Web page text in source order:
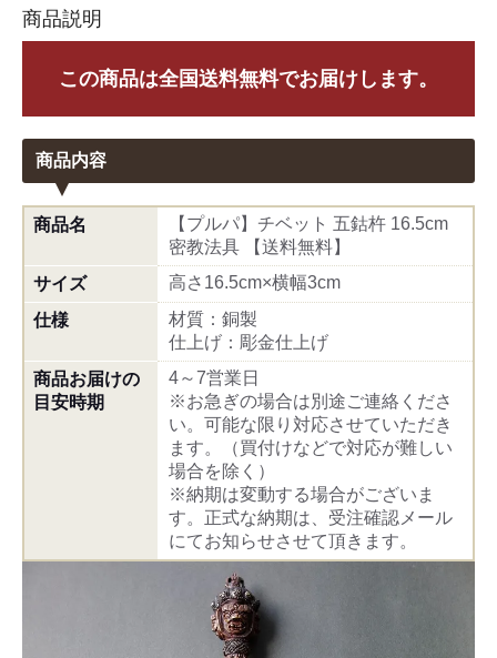
商品説明
この商品は全国送料無料でお届けします。
商品内容
商品名
【プルパ】チベット 五鈷杵 16.5cm
密教法具 【送料無料】
サイズ
高さ16.5cm×横幅3cm
仕様
材質：銅製
仕上げ：彫金仕上げ
商品お届けの
目安時期
4～7営業日
※お急ぎの場合は別途ご連絡くださ
い。可能な限り対応させていただき
ます。（買付けなどで対応が難しい
場合を除く）
※納期は変動する場合がございま
す。正式な納期は、受注確認メール
にてお知らせさせて頂きます。